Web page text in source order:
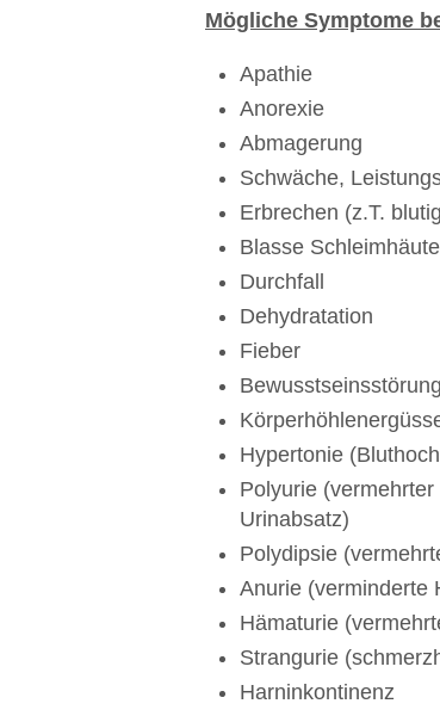
Mögliche Symptome
Apathie
Anorexie
Abmagerung
Schwäche,
Erbrechen (z.T.
Blasse Schleimhäute
Durchfall
Dehydratation
Fieber
Hypertonie
Polyurie (vermehrter
Urinabsatz)
Polydipsie
Anurie (verminderte
Hämaturie
Strangurie
Harninkontinenz